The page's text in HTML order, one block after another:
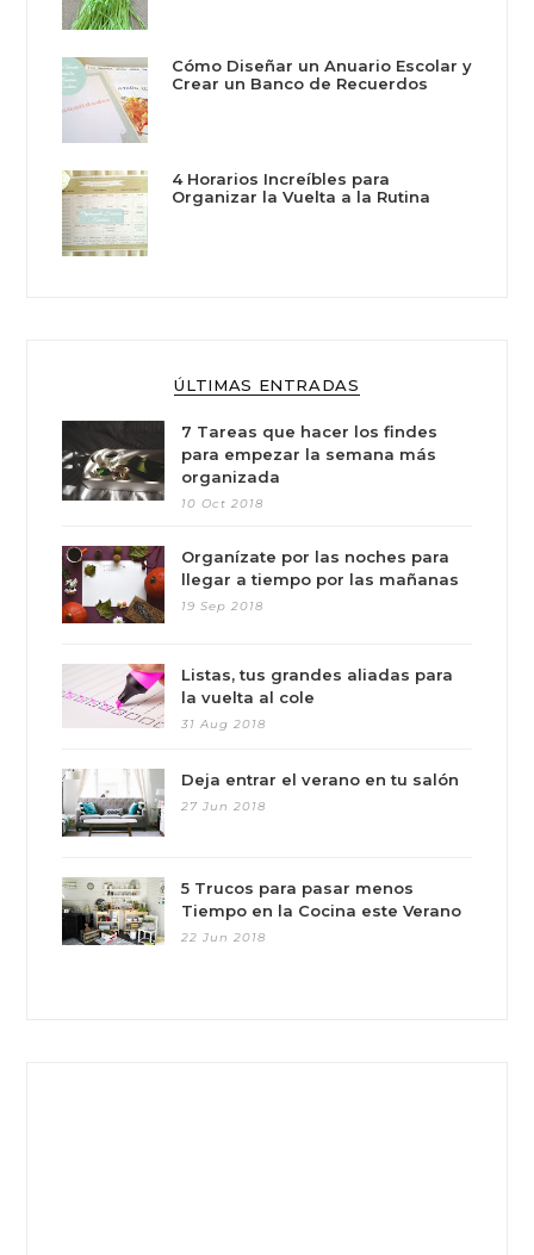
Cómo Diseñar un Anuario Escolar y
Crear un Banco de Recuerdos
4 Horarios Increíbles para
Organizar la Vuelta a la Rutina
ÚLTIMAS ENTRADAS
7 Tareas que hacer los findes
para empezar la semana más
organizada
10 Oct 2018
Organízate por las noches para
llegar a tiempo por las mañanas
19 Sep 2018
Listas, tus grandes aliadas para
la vuelta al cole
31 Aug 2018
Deja entrar el verano en tu salón
27 Jun 2018
5 Trucos para pasar menos
Tiempo en la Cocina este Verano
22 Jun 2018